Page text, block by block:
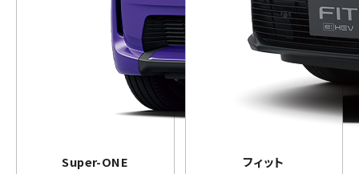
Super-ONE フィット